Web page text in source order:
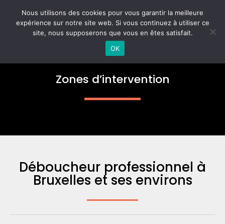
Zones d’intervention
Déboucheur professionnel à
Bruxelles et ses environs
Nous utilisons des cookies pour vous garantir la meilleure
expérience sur notre site web. Si vous continuez à utiliser ce
site, nous supposerons que vous en êtes satisfait.
OK